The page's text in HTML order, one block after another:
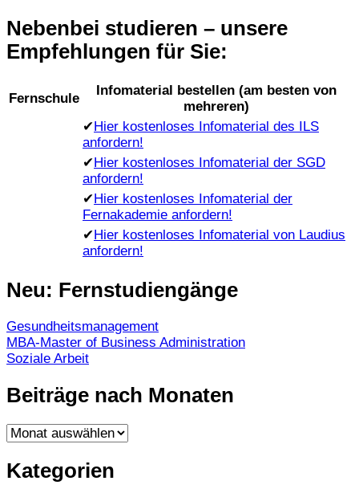
Nebenbei studieren – unsere
Empfehlungen für Sie:
Fernschule
Infomaterial bestellen (am besten von
mehreren)
✔Hier kostenloses Infomaterial des ILS
anfordern!
✔Hier kostenloses Infomaterial der SGD
anfordern!
✔Hier kostenloses Infomaterial der
Fernakademie anfordern!
✔Hier kostenloses Infomaterial von Laudius
anfordern!
Neu: Fernstudiengänge
Gesundheitsmanagement
MBA-Master of Business Administration
Soziale Arbeit
Beiträge nach Monaten
Beiträge
nach
Monaten
Kategorien